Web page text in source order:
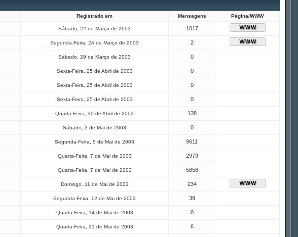
Registrado em Mensagens Página/WWW
Sábado, 22 de Março de 2003 1017
Segunda-Feira, 24 de Março de 2003 2
Sábado, 29 de Março de 2003 0
Sexta-Feira, 25 de Abril de 2003 0
Sexta-Feira, 25 de Abril de 2003 0
Sexta-Feira, 25 de Abril de 2003 0
Quarta-Feira, 30 de Abril de 2003 138
Sábado, 3 de Mai de 2003 0
Segunda-Feira, 5 de Mai de 2003 9611
Quarta-Feira, 7 de Mai de 2003 2979
Quarta-Feira, 7 de Mai de 2003 5858
Domingo, 11 de Mai de 2003 234
Segunda-Feira, 12 de Mai de 2003 39
Quarta-Feira, 14 de Mai de 2003 0
Quarta-Feira, 21 de Mai de 2003 6